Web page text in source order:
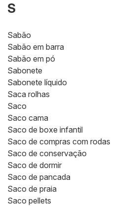
S
Sabão
Sabão em barra
Sabão em pó
Sabonete
Sabonete líquido
Saca rolhas
Saco
Saco cama
Saco de boxe infantil
Saco de compras com rodas
Saco de conservação
Saco de dormir
Saco de pancada
Saco de praia
Saco pellets